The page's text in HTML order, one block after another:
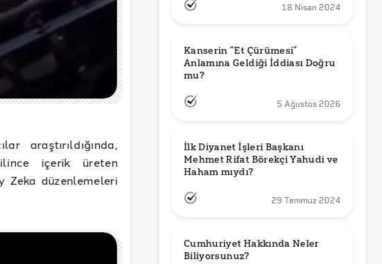
araştırıldığında,
içerik üreten
Zeka düzenlemeleri
18 Nisan 2024
Kanserin “Et Çürümesi”
Anlamına Geldiği İddiası Doğru
mu?
5 Ağustos 2026
İlk Diyanet İşleri Başkanı
Mehmet Rifat Börekçi Yahudi ve
Haham mıydı?
29 Temmuz 2024
Cumhuriyet Hakkında Neler
Biliyorsunuz?